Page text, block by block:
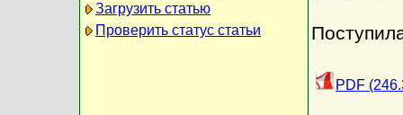
Загрузить статью
Проверить статус статьи
PDF